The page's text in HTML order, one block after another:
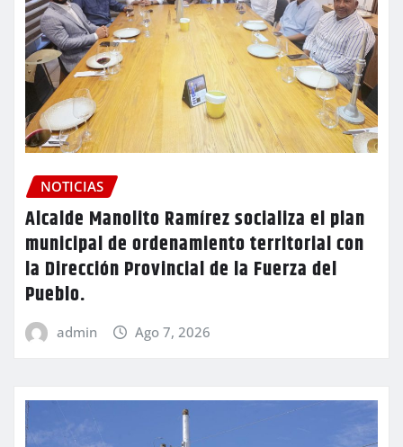
NOTICIAS
Alcalde Manolito Ramírez socializa el plan
municipal de ordenamiento territorial con
la Dirección Provincial de la Fuerza del
Pueblo.
admin Ago 7, 2026